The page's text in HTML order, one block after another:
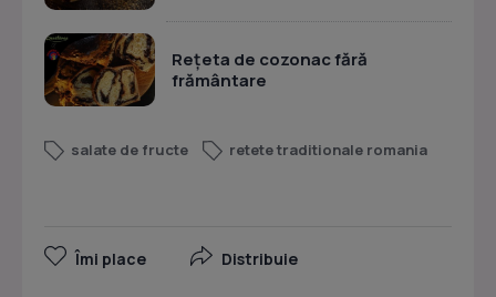
Rețeta de cozonac fără
frământare
salate de fructe retete traditionale romania
Îmi place Distribuie